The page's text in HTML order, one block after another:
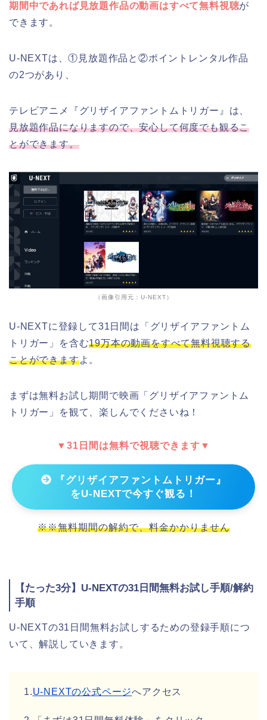
期間中であれば見放題作品の動画はすべて無料視聴が
できます。
U-NEXTは、①見放題作品と②ポイントレンタル作品
の2つがあり、
テレビアニメ『グリザイアファントムトリガー』は、
見放題作品になりますので、安心して何度でも観るこ
とができます。
（画像引用元：U-NEXT）
U-NEXTに登録して31日間は「グリザイアファントム
トリガー」を含む19万本の動画をすべて無料視聴する
ことができますよ。
まずは無料お試し期間で映画「グリザイアファントム
トリガー」を観て、楽しんでくださいね！
▼31日間は無料で視聴できます▼
『グリザイアファントムトリガー』
をU-NEXTで今すぐ観る！
※※無料期間の解約で、料金かかりません
【たった3分】U-NEXTの31日間無料お試し手順/解約
手順
U-NEXTの31日間無料お試しするための登録手順につ
いて、解説していきます。
1.U-NEXTの公式ページへアクセス